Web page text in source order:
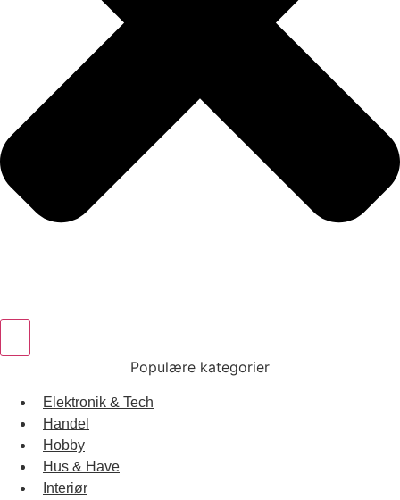
Populære kategorier
Elektronik & Tech
Handel
Hobby
Hus & Have
Interiør